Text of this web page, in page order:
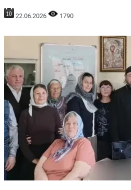
22.06.2026 1790